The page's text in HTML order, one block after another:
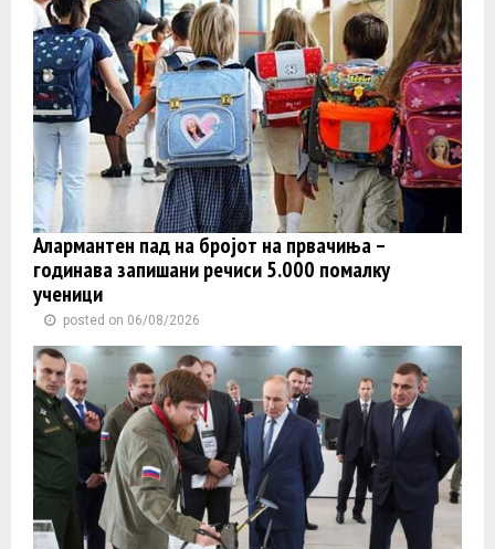
Алармантен пад на бројот на првачиња –
годинава запишани речиси 5.000 помалку
ученици
posted on 06/08/2026